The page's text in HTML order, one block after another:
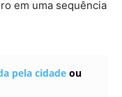
em uma sequência
pela cidade ou